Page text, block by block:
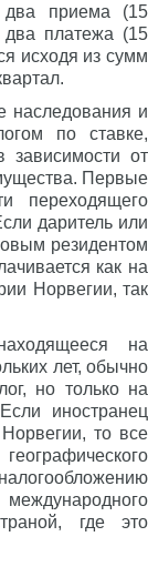
два приема (15
платежа (15
исходя из сумм
наследования и
по ставке,
от
Первые
переходящего
даритель или
резидентом
как на
Норвегии, так
на
лет, обычно
но только на
иностранец
то все
где это